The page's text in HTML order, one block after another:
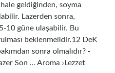
hale geldiğinden, soyma
Lazerden sonra,
10 güne ulaşabilir. Bu
beklenmelidir.12 DeK
sonra olmalıdır? -
Son … Aroma ›Lezzet